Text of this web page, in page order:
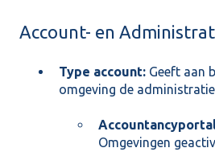
Account- en
Type account: Geeft aan
omgeving de
Omgevingen